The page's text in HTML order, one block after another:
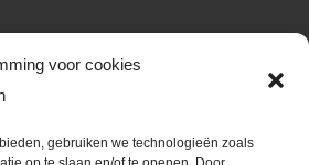
voor cookies
gebruiken we technologieën zoals